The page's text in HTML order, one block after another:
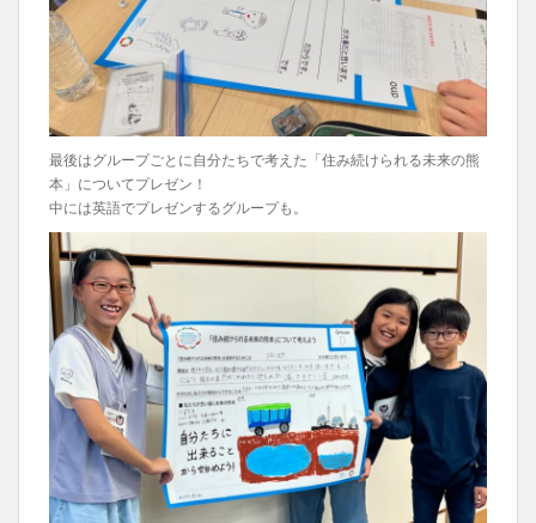
最後はグループごとに自分たちで考えた「住み続けられる未来の熊
本」についてプレゼン！
中には英語でプレゼンするグループも。